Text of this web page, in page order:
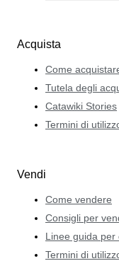
Acquista
Come
Tutela degli
Catawiki Stories
Termini di
Vendi
Come vendere
Consigli per
Linee guida per
Termini di